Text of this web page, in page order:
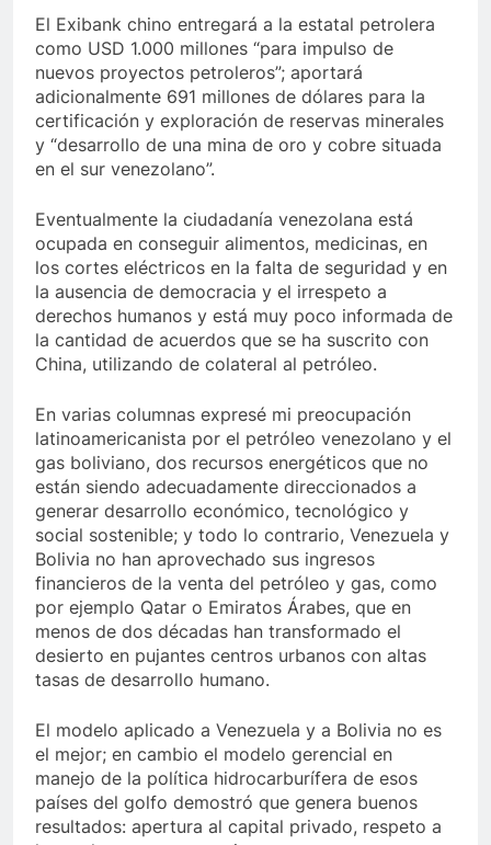
El Exibank chino entregará a la estatal petrolera
como USD 1.000 millones “para impulso de
nuevos proyectos petroleros”; aportará
adicionalmente 691 millones de dólares para la
certificación y exploración de reservas minerales
y “desarrollo de una mina de oro y cobre situada
en el sur venezolano”.
Eventualmente la ciudadanía venezolana está
ocupada en conseguir alimentos, medicinas, en
los cortes eléctricos en la falta de seguridad y en
la ausencia de democracia y el irrespeto a
derechos humanos y está muy poco informada de
la cantidad de acuerdos que se ha suscrito con
China, utilizando de colateral al petróleo.
En varias columnas expresé mi preocupación
latinoamericanista por el petróleo venezolano y el
gas boliviano, dos recursos energéticos que no
están siendo adecuadamente direccionados a
generar desarrollo económico, tecnológico y
social sostenible; y todo lo contrario, Venezuela y
Bolivia no han aprovechado sus ingresos
financieros de la venta del petróleo y gas, como
por ejemplo Qatar o Emiratos Árabes, que en
menos de dos décadas han transformado el
desierto en pujantes centros urbanos con altas
tasas de desarrollo humano.
El modelo aplicado a Venezuela y a Bolivia no es
el mejor; en cambio el modelo gerencial en
manejo de la política hidrocarburífera de esos
países del golfo demostró que genera buenos
resultados: apertura al capital privado, respeto a